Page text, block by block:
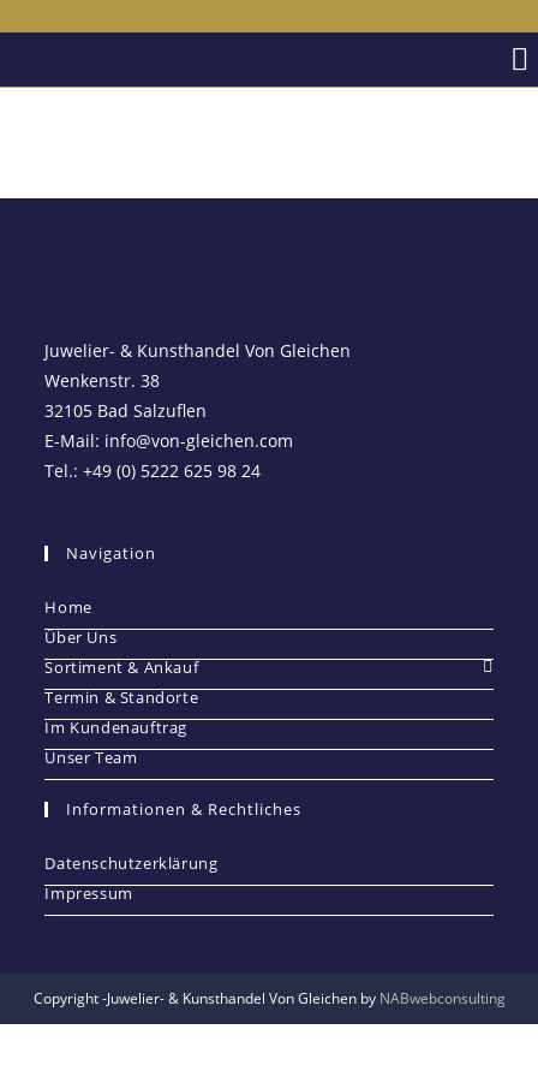
Juwelier- & Kunsthandel Von Gleichen
Wenkenstr. 38
32105 Bad Salzuflen
E-Mail: info@von-gleichen.com
Tel.: +49 (0) 5222 625 98 24
Navigation
Home
Über Uns
Sortiment & Ankauf
Termin & Standorte
Im Kundenauftrag
Unser Team
Informationen & Rechtliches
Datenschutzerklärung
Impressum
Copyright -Juwelier- & Kunsthandel Von Gleichen by NABwebconsulting